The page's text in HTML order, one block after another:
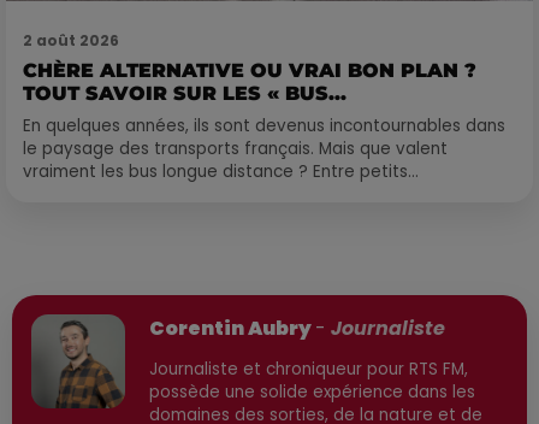
2 août 2026
CHÈRE ALTERNATIVE OU VRAI BON PLAN ?
TOUT SAVOIR SUR LES « BUS...
En quelques années, ils sont devenus incontournables dans
le paysage des transports français. Mais que valent
vraiment les bus longue distance ? Entre petits...
Corentin Aubry- Journaliste
Journaliste et chroniqueur pour RTS FM,
possède une solide expérience dans les
domaines des sorties, de la nature et de